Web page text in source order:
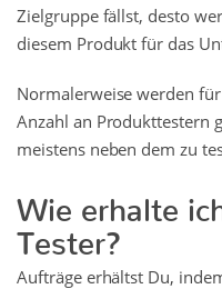
Zielgruppe fällst, desto
diesem Produkt für das
Normalerweise werden
Anzahl an Produkttestern
meistens neben dem zu
Wie erhalte
Tester?
Aufträge erhältst Du,